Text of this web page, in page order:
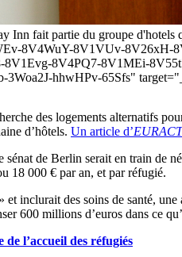
Inn fait partie du groupe
8V4WuY-8V1VUv-
8V4PQ7-8V1MEi-
hhwHPv-65Sfs"
des logements alternatifs
d’hôtels. Un article d’
de Berlin serait en train de
18 000 € par an, et par réfugié.
inclurait des soins de santé,
600 millions d’euros dans ce
de l’accueil des réfugiés